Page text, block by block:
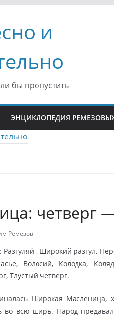
и
бы пропустить
ЭНЦИКЛОПЕДИЯ
четверг
Ремезов
Разгуляй , Широкий разгул,
Волосий, Колодка,
Тлустый четверг.
Широкая Масленица,
во всю ширь. Народ